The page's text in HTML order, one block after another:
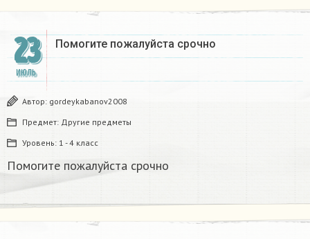
23
ИЮЛЬ
Помогите пожалуйста срочно​
Автор: gordeykabanov2008
Предмет: Другие предметы
Уровень: 1 - 4 класс
Помогите пожалуйста срочно​